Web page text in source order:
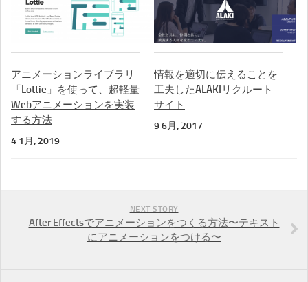
アニメーションライブラリ
「Lottie」を使って、超軽量
Webアニメーションを実装
する方法
4 1月, 2019
情報を適切に伝えることを
工夫したALAKIリクルート
サイト
9 6月, 2017
NEXT STORY
After Effectsでアニメーションをつくる方法〜テキスト
にアニメーションをつける〜